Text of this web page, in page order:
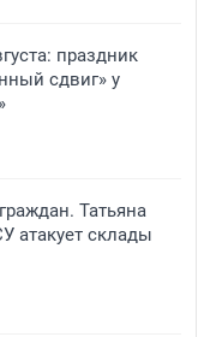
праздник
сдвиг» у
Татьяна
атакует склады